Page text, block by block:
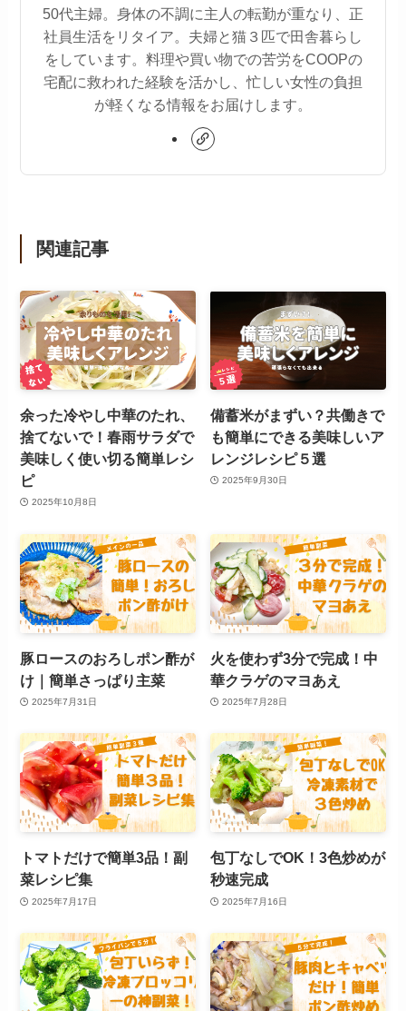
50代主婦。身体の不調に主人の転勤が重なり、正
社員生活をリタイア。夫婦と猫３匹で田舎暮らし
をしています。料理や買い物での苦労をCOOPの
宅配に救われた経験を活かし、忙しい女性の負担
が軽くなる情報をお届けします。
関連記事
余った冷やし中華のたれ、
捨てないで！春雨サラダで
美味しく使い切る簡単レシ
ピ
2025年10月8日
備蓄米がまずい？共働きで
も簡単にできる美味しいア
レンジレシピ５選
2025年9月30日
豚ロースのおろしポン酢が
け｜簡単さっぱり主菜
2025年7月31日
火を使わず3分で完成！中
華クラゲのマヨあえ
2025年7月28日
トマトだけで簡単3品！副
菜レシピ集
2025年7月17日
包丁なしでOK！3色炒めが
秒速完成
2025年7月16日